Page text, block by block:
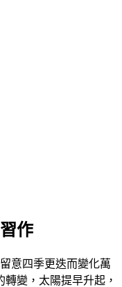
作
意四季更迭而變化萬
變，太陽提早升起，